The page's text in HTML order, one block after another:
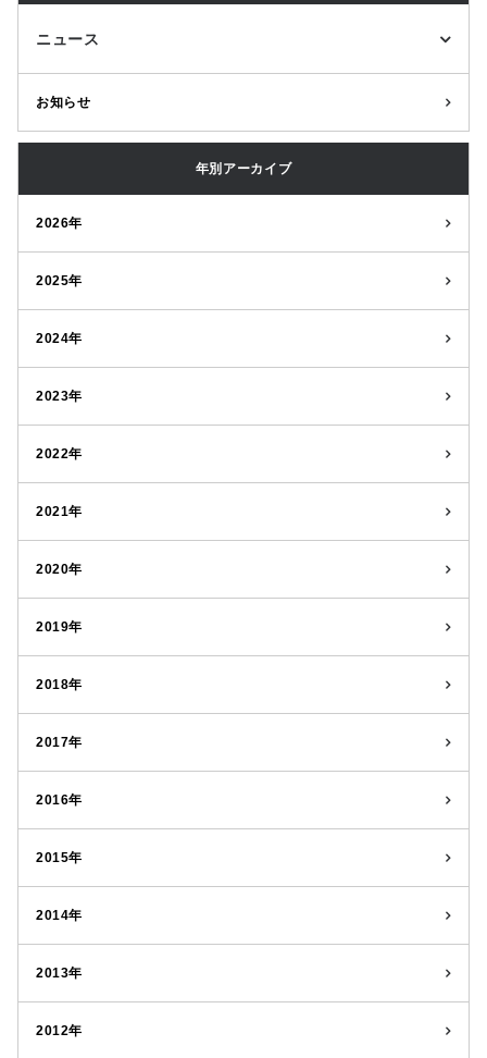
ニュース
お知らせ
年別アーカイブ
2026年
2025年
2024年
2023年
2022年
2021年
2020年
2019年
2018年
2017年
2016年
2015年
2014年
2013年
2012年